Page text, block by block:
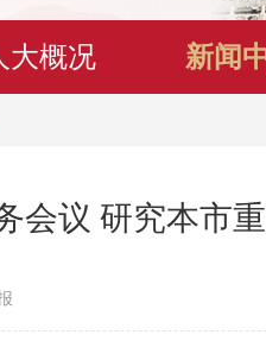
大概况 新闻
会议 研究本市